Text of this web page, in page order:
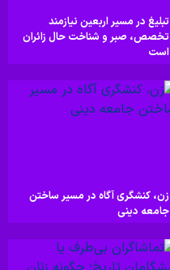
تبلیغ در مسیر اربعین نیازمند
تخصص، صبر و شناخت حال زائران
است
زن، کنشگری آگاه در مسیر ساختن
جامعه دینی